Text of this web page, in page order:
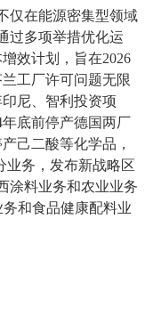
仅在能源密集型领域
过多项举措优化运
效计划，旨在2026
工厂许可问题无限
尼、智利投资项
底前停产德国两厂
己二酸等化学品，
业务，发布新战略区
涂料业务和农业业务
和食品健康配料业